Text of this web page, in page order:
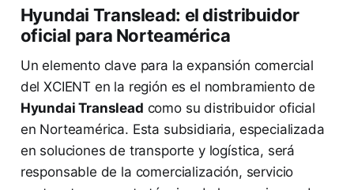
Hyundai Translead: el distribuidor
oficial para Norteamérica
Un elemento clave para la expansión comercial
del XCIENT en la región es el nombramiento de
Hyundai Translead como su distribuidor oficial
en Norteamérica. Esta subsidiaria, especializada
en soluciones de transporte y logística, será
responsable de la comercialización, servicio